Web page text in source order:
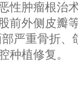
性肿瘤根治
前外侧皮瓣
严重骨折、
种植修复。